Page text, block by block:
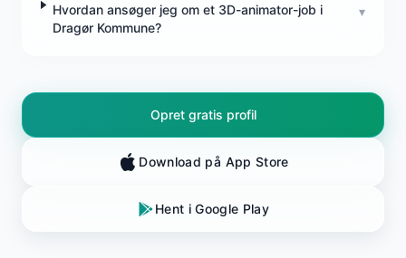
Hvordan ansøger jeg om et 3D-animator-job i
Dragør Kommune?
▾
Opret gratis profil
Download på App Store
Hent i Google Play